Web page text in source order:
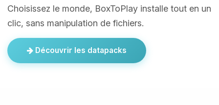
Choisissez le monde, BoxToPlay installe tout en un
clic, sans manipulation de fichiers.
Découvrir les datapacks